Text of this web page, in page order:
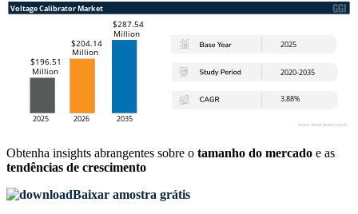
Obtenha insights abrangentes sobre o tamanho do mercado e as
tendências de crescimento
Baixar amostra grátis